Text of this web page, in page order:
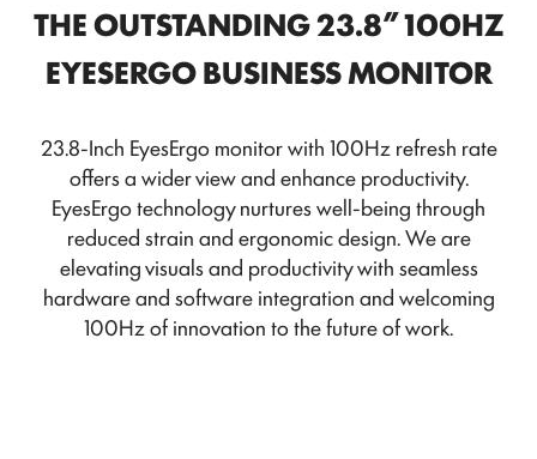
THE OUTSTANDING 23.8” 100HZ
EYESERGO BUSINESS MONITOR
23.8-Inch EyesErgo monitor with 100Hz refresh rate
offers a wider view and enhance productivity.
EyesErgo technology nurtures well-being through
reduced strain and ergonomic design. We are
elevating visuals and productivity with seamless
hardware and software integration and welcoming
100Hz of innovation to the future of work.